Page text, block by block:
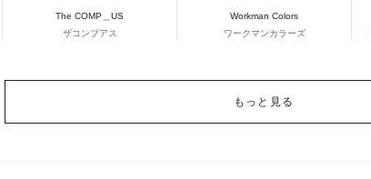
The COMP＿US
ザコンプアス
Workman Colors
ワークマンカラーズ
もっと見る